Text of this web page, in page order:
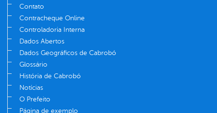
Contato
Contracheque Online
Controladoria Interna
Dados Abertos
Dados Geográficos de Cabrobó
Glossário
História de Cabrobó
Notícias
O Prefeito
Página de exemplo